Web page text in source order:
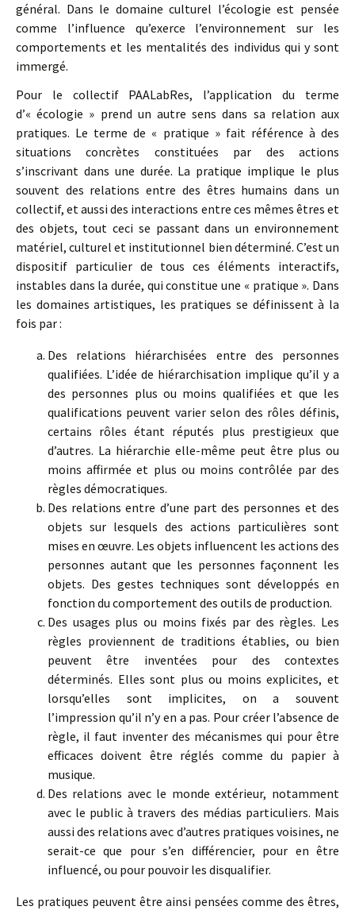
général. Dans le domaine culturel l’écologie est pensée
comme l’influence qu’exerce l’environnement sur les
comportements et les mentalités des individus qui y sont
immergé.
Pour le collectif PAALabRes, l’application du terme
d’« écologie » prend un autre sens dans sa relation aux
pratiques. Le terme de « pratique » fait référence à des
situations concrètes constituées par des actions
s’inscrivant dans une durée. La pratique implique le plus
souvent des relations entre des êtres humains dans un
collectif, et aussi des interactions entre ces mêmes êtres et
des objets, tout ceci se passant dans un environnement
matériel, culturel et institutionnel bien déterminé. C’est un
dispositif particulier de tous ces éléments interactifs,
instables dans la durée, qui constitue une « pratique ». Dans
les domaines artistiques, les pratiques se définissent à la
fois par :
Des relations hiérarchisées entre des personnes
qualifiées. L’idée de hiérarchisation implique qu’il y a
des personnes plus ou moins qualifiées et que les
qualifications peuvent varier selon des rôles définis,
certains rôles étant réputés plus prestigieux que
d’autres. La hiérarchie elle-même peut être plus ou
moins affirmée et plus ou moins contrôlée par des
règles démocratiques.
Des relations entre d’une part des personnes et des
objets sur lesquels des actions particulières sont
mises en œuvre. Les objets influencent les actions des
personnes autant que les personnes façonnent les
objets. Des gestes techniques sont développés en
fonction du comportement des outils de production.
Des usages plus ou moins fixés par des règles. Les
règles proviennent de traditions établies, ou bien
peuvent être inventées pour des contextes
déterminés. Elles sont plus ou moins explicites, et
lorsqu’elles sont implicites, on a souvent
l’impression qu’il n’y en a pas. Pour créer l’absence de
règle, il faut inventer des mécanismes qui pour être
efficaces doivent être réglés comme du papier à
musique.
Des relations avec le monde extérieur, notamment
avec le public à travers des médias particuliers. Mais
aussi des relations avec d’autres pratiques voisines, ne
serait-ce que pour s’en différencier, pour en être
influencé, ou pour pouvoir les disqualifier.
Les pratiques peuvent être ainsi pensées comme des êtres,